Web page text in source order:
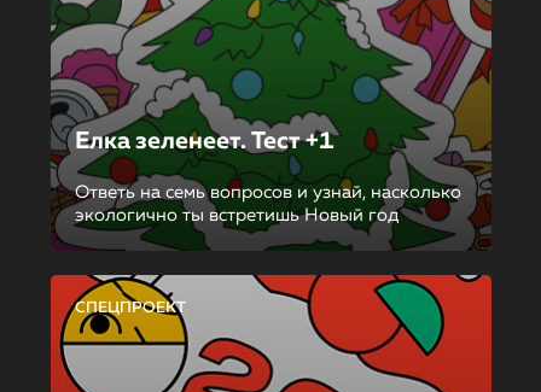
Елка зеленеет. Тест +1
Ответь на семь вопросов и узнай, насколько
экологично ты встретишь Новый год
СПЕЦПРОЕКТ